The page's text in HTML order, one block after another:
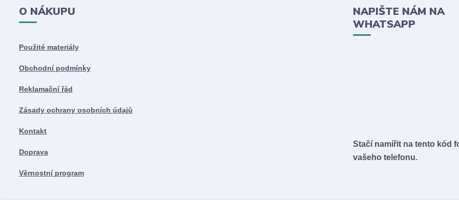
O NÁKUPU
Použité materiály
Obchodní podmínky
Reklamační řád
Zásady ochrany osobních údajů
Kontakt
Doprava
Věrnostní program
NAPIŠTE NÁM NA
WHATSAPP
Stačí namířit na tento kód
vašeho telefonu.